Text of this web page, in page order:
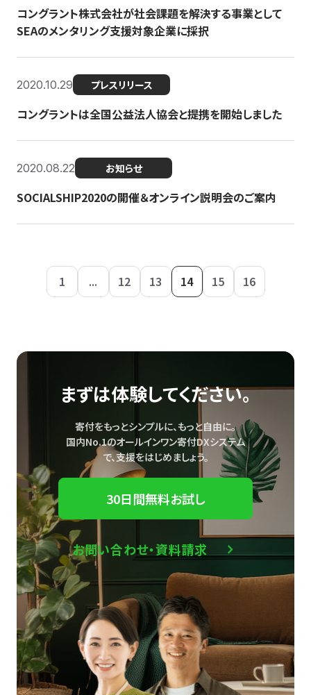
コングラント株式会社が社会課題を解決する事業として
SEAのメンタリング支援対象企業に採択
2020.10.29 プレスリリース
コングラントは全国公益法人協会と提携を開始しました
2020.08.22 お知らせ
SOCIALSHIP2020の開催＆オンライン説明会のご案内
1 ... 12 13 14 15 16
まずは体験してください。
寄付をもっとシンプルに、もっと自由に。
国内No.1のオールインワン寄付DXシステム
で、支援をはじめましょう。
30日間無料お試し
お問い合わせ・資料請求